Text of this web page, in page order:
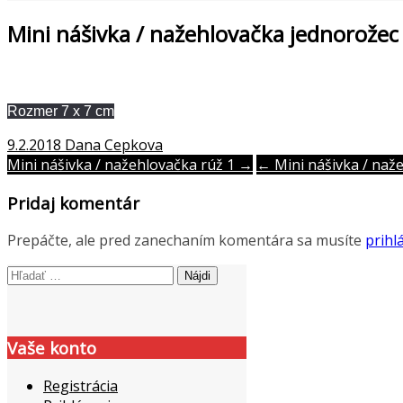
Mini nášivka / nažehlovačka
Rozmer 7 x 7 cm
9.2.2018 Dana Cepkova
Post
navigation
Mini nášivka / nažehlovačka rúž 1 → ← Mini nášivka /
Pridaj komentár
Prepáčte, ale pred zanechaním komentára sa musíte
Hľadať:
Vaše konto
Registrácia